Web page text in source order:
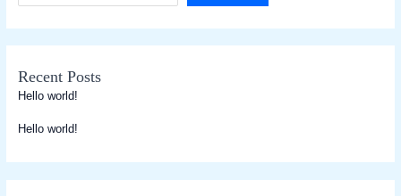
Recent Posts
Hello world!
Hello world!